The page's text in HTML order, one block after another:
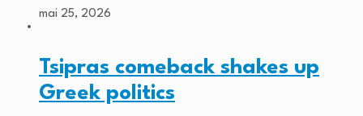
mai 25, 2026
Tsipras comeback shakes up
Greek politics